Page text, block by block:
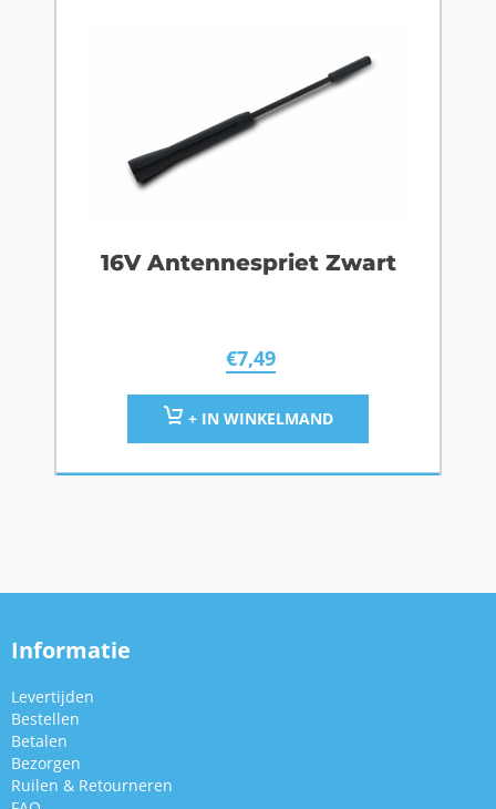
16V Antennespriet Zwart
€7,49
+ IN WINKELMAND
Informatie
Levertijden
Bestellen
Betalen
Bezorgen
Ruilen & Retourneren